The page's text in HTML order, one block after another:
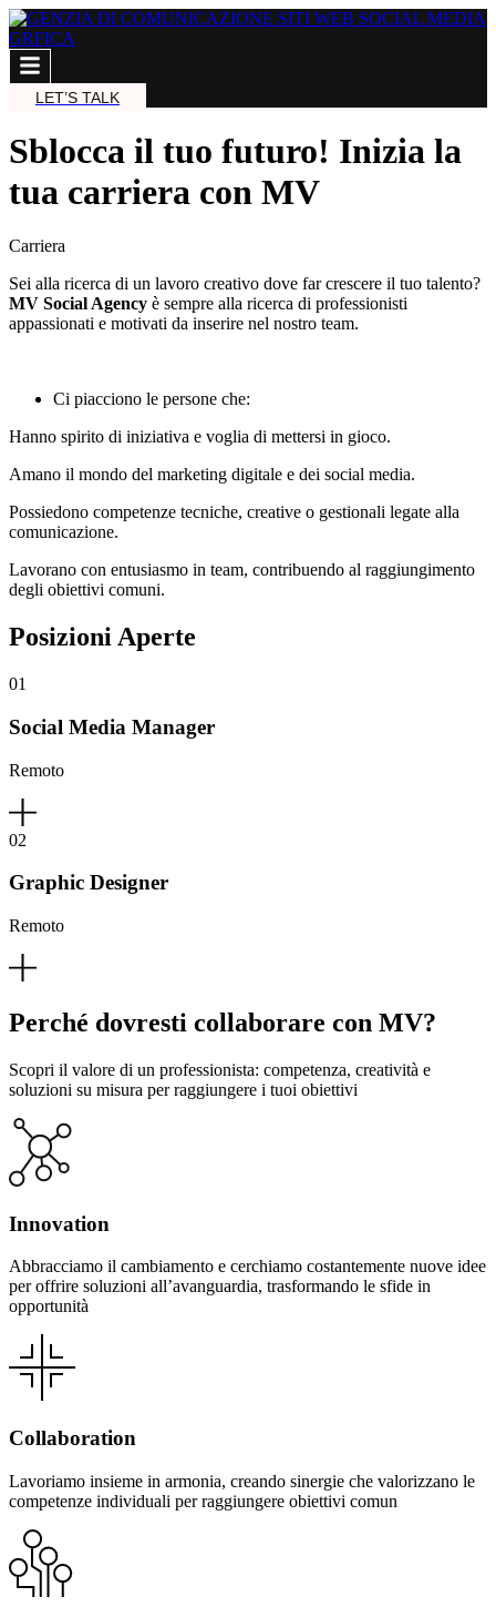
LET’S TALK
Sblocca il tuo futuro! Inizia la
tua carriera con MV
Carriera
Sei alla ricerca di un lavoro creativo dove far crescere il tuo talento?
MV Social Agency è sempre alla ricerca di professionisti
appassionati e motivati da inserire nel nostro team.
Ci piacciono le persone che:
Hanno spirito di iniziativa e voglia di mettersi in gioco.
Amano il mondo del marketing digitale e dei social media.
Possiedono competenze tecniche, creative o gestionali legate alla
comunicazione.
Lavorano con entusiasmo in team, contribuendo al raggiungimento
degli obiettivi comuni.
Posizioni Aperte
01
Social Media Manager
Remoto
02
Graphic Designer
Remoto
Perché dovresti collaborare con MV?
Scopri il valore di un professionista: competenza, creatività e
soluzioni su misura per raggiungere i tuoi obiettivi
Innovation
Abbracciamo il cambiamento e cerchiamo costantemente nuove idee
per offrire soluzioni all’avanguardia, trasformando le sfide in
opportunità
Collaboration
Lavoriamo insieme in armonia, creando sinergie che valorizzano le
competenze individuali per raggiungere obiettivi comun